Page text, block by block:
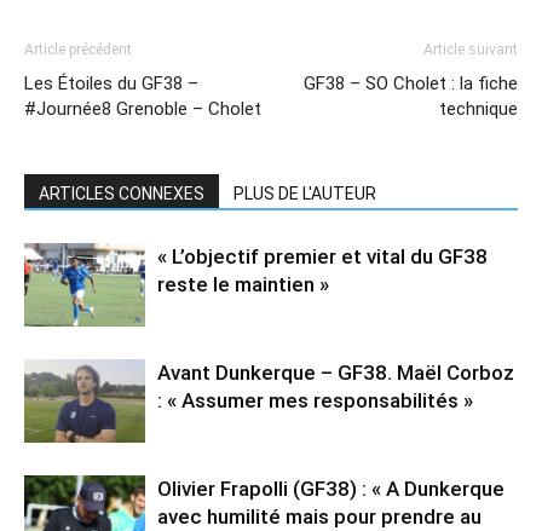
Article précédent
Les Étoiles du GF38 –
#Journée8 Grenoble – Cholet
Article suivant
GF38 – SO Cholet : la fiche
technique
ARTICLES CONNEXES PLUS DE L'AUTEUR
« L’objectif premier et vital du GF38
reste le maintien »
Avant Dunkerque – GF38. Maël Corboz
: « Assumer mes responsabilités »
Olivier Frapolli (GF38) : « A Dunkerque
avec humilité mais pour prendre au